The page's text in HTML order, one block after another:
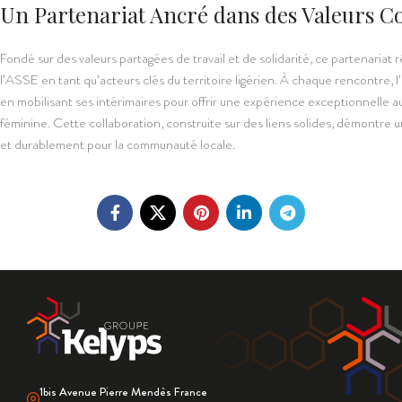
Un Partenariat Ancré dans des Valeurs
Fondé sur des valeurs partagées de travail et de solidarité, ce partenariat
l’ASSE en tant qu’acteurs clés du territoire ligérien. À chaque
en mobilisant ses intérimaires pour offrir une expérience exceptionnelle
féminine. Cette collaboration, construite sur des liens solides, démontre
et durablement pour la communauté locale.
1bis Avenue Pierre Mendès France